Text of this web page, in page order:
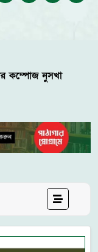
কম্পোজ নুসখা